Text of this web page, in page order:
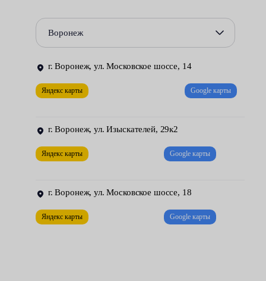
поэтому разбираться в проблеме должен квалифицированный
специалист.
придерживаются правил технологии:
автомобиль ставят на подъемник;
удаляют жидкость ГУР;
проводят обратную сборку.
Воронеж
г. Воронеж, ул. Московское шоссе, 14
Яндекс карты Google карты
г. Воронеж, ул. Изыскателей, 29к2
Яндекс карты Google карты
г. Воронеж, ул. Московское шоссе, 18
Яндекс карты Google карты